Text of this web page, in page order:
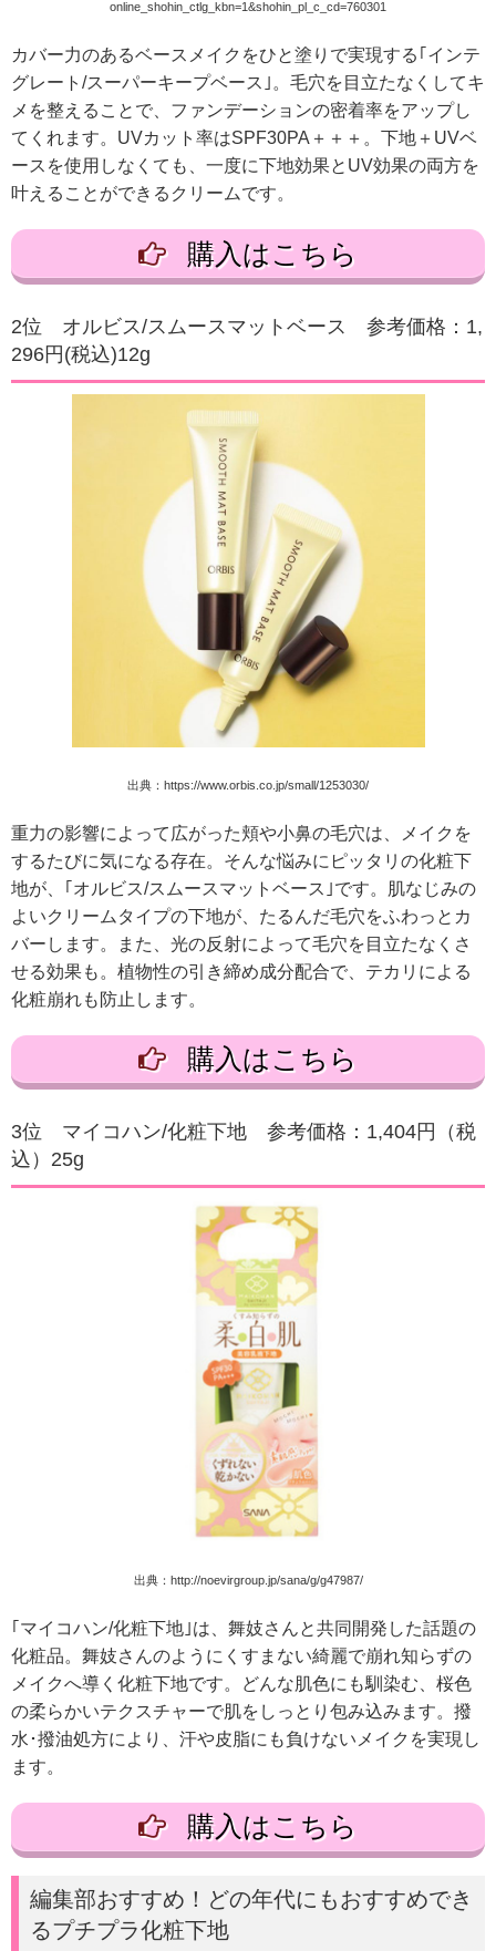
online_shohin_ctlg_kbn=1&shohin_pl_c_cd=760301
カバー力のあるベースメイクをひと塗りで実現する｢インテ
グレート/スーパーキープベース｣。毛穴を目立たなくしてキ
メを整えることで、ファンデーションの密着率をアップし
てくれます。UVカット率はSPF30PA＋＋＋。下地＋UVベ
ースを使用しなくても、一度に下地効果とUV効果の両方を
叶えることができるクリームです。
購入はこちら
2位 オルビス/スムースマットベース 参考価格：1,
296円(税込)12g
出典：https://www.orbis.co.jp/small/1253030/
重力の影響によって広がった頬や小鼻の毛穴は、メイクを
するたびに気になる存在。そんな悩みにピッタリの化粧下
地が、｢オルビス/スムースマットベース｣です。肌なじみの
よいクリームタイプの下地が、たるんだ毛穴をふわっとカ
バーします。また、光の反射によって毛穴を目立たなくさ
せる効果も。植物性の引き締め成分配合で、テカリによる
化粧崩れも防止します。
購入はこちら
3位 マイコハン/化粧下地 参考価格：1,404円（税
込）25g
出典：http://noevirgroup.jp/sana/g/g47987/
｢マイコハン/化粧下地｣は、舞妓さんと共同開発した話題の
化粧品。舞妓さんのようにくすまない綺麗で崩れ知らずの
メイクへ導く化粧下地です。どんな肌色にも馴染む、桜色
の柔らかいテクスチャーで肌をしっとり包み込みます。撥
水･撥油処方により、汗や皮脂にも負けないメイクを実現し
ます。
購入はこちら
編集部おすすめ！どの年代にもおすすめでき
るプチプラ化粧下地